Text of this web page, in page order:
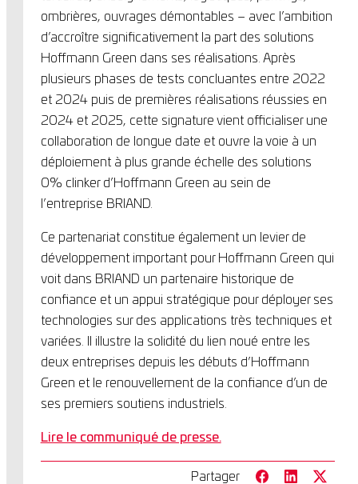
ombrières, ouvrages démontables – avec l’ambition
d’accroître significativement la part des solutions
Hoffmann Green dans ses réalisations. Après
plusieurs phases de tests concluantes entre 2022
et 2024 puis de premières réalisations réussies en
2024 et 2025, cette signature vient officialiser une
collaboration de longue date et ouvre la voie à un
déploiement à plus grande échelle des solutions
0% clinker d’Hoffmann Green au sein de
l’entreprise BRIAND.
Ce partenariat constitue également un levier de
développement important pour Hoffmann Green qui
voit dans BRIAND un partenaire historique de
confiance et un appui stratégique pour déployer ses
technologies sur des applications très techniques et
variées. Il illustre la solidité du lien noué entre les
deux entreprises depuis les débuts d’Hoffmann
Green et le renouvellement de la confiance d’un de
ses premiers soutiens industriels.
Lire le communiqué de presse.
Partager